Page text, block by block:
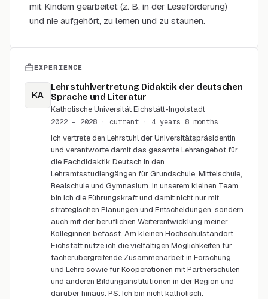
mit Kindern gearbeitet (z. B. in der Leseförderung)
und nie aufgehört, zu lernen und zu staunen.
EXPERIENCE
KA
Lehrstuhlvertretung Didaktik der deutschen
Sprache und Literatur
Katholische Universität Eichstätt-Ingolstadt
2022 - 2028 · current · 4 years 8 months
Ich vertrete den Lehrstuhl der Universitätspräsidentin
und verantworte damit das gesamte Lehrangebot für
die Fachdidaktik Deutsch in den
Lehramtsstudiengängen für Grundschule, Mittelschule,
Realschule und Gymnasium. In unserem kleinen Team
bin ich die Führungskraft und damit nicht nur mit
strategischen Planungen und Entscheidungen, sondern
auch mit der beruflichen Weiterentwicklung meiner
Kolleginnen befasst. Am kleinen Hochschulstandort
Eichstätt nutze ich die vielfältigen Möglichkeiten für
fächerübergreifende Zusammenarbeit in Forschung
und Lehre sowie für Kooperationen mit Partnerschulen
und anderen Bildungsinstitutionen in der Region und
darüber hinaus. PS: Ich bin nicht katholisch.